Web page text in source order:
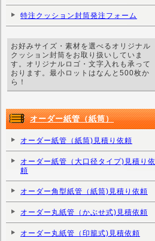
特注クッション封筒発注フォーム
お好みサイズ・素材を選べるオリジナル
クッション封筒をお取り扱いしていま
す。オリジナルロゴ・文字入れも承って
おります。最小ロットはなんと500枚か
ら！
オーダー紙管（紙筒）
オーダー紙管（紙筒)見積り依頼
オーダー紙管（大口径タイプ)見積り依
頼
オーダー角型紙管（紙筒)見積り依頼
オーダー丸紙管（かぶせ式)見積依頼
オーダー丸紙管（印籠式)見積依頼